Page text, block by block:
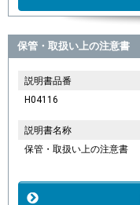
保管・取扱い上の注意書
説明書品番
H04116
説明書名称
保管・取扱い上の注意書